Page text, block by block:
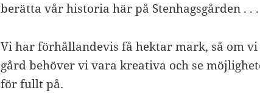
berätta vår historia här på Stenhagsgården . . .
Vi har förhållandevis få hektar mark, så om
gård behöver vi vara kreativa och se
för fullt på.